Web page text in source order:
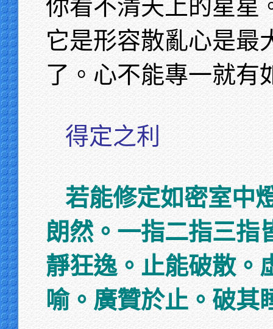
你看不清天上的星星
它是形容散亂心是最
了。心不能專一就有
得定之利
若能修定如密室中
朗然。一指二指三指
靜狂逸。止能破散。
喻。廣贊於止。破其